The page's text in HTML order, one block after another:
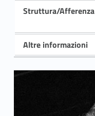
Struttura/Afferenza
Altre informazioni